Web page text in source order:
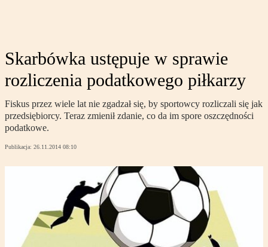
Skarbówka ustępuje w sprawie
rozliczenia podatkowego piłkarzy
Fiskus przez wiele lat nie zgadzał się, by sportowcy rozliczali się jak
przedsiębiorcy. Teraz zmienił zdanie, co da im spore oszczędności
podatkowe.
Publikacja: 26.11.2014 08:10